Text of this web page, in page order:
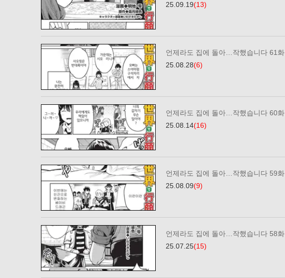
25.09.19(13)
언제라도 집에 돌아…작했습니다 61화
25.08.28(6)
언제라도 집에 돌아…작했습니다 60화
25.08.14(16)
언제라도 집에 돌아…작했습니다 59화
25.08.09(9)
언제라도 집에 돌아…작했습니다 58화
25.07.25(15)